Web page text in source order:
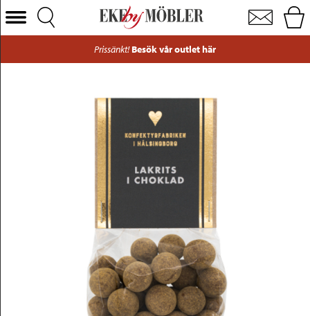
Lakrits i choklad 150 gram
Välj Kategori
Prissänkt! Besök vår outlet här